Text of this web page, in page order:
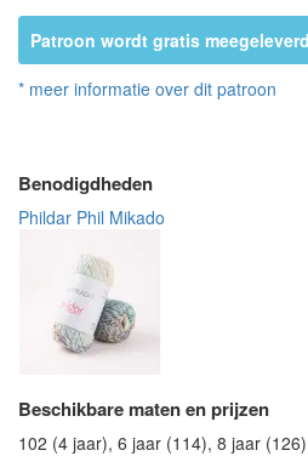
Patroon wordt gratis
* meer informatie over dit patroon
Benodigdheden
Phildar Phil Mikado
Beschikbare maten en prijzen
102 (4 jaar), 6 jaar (114), 8 jaar